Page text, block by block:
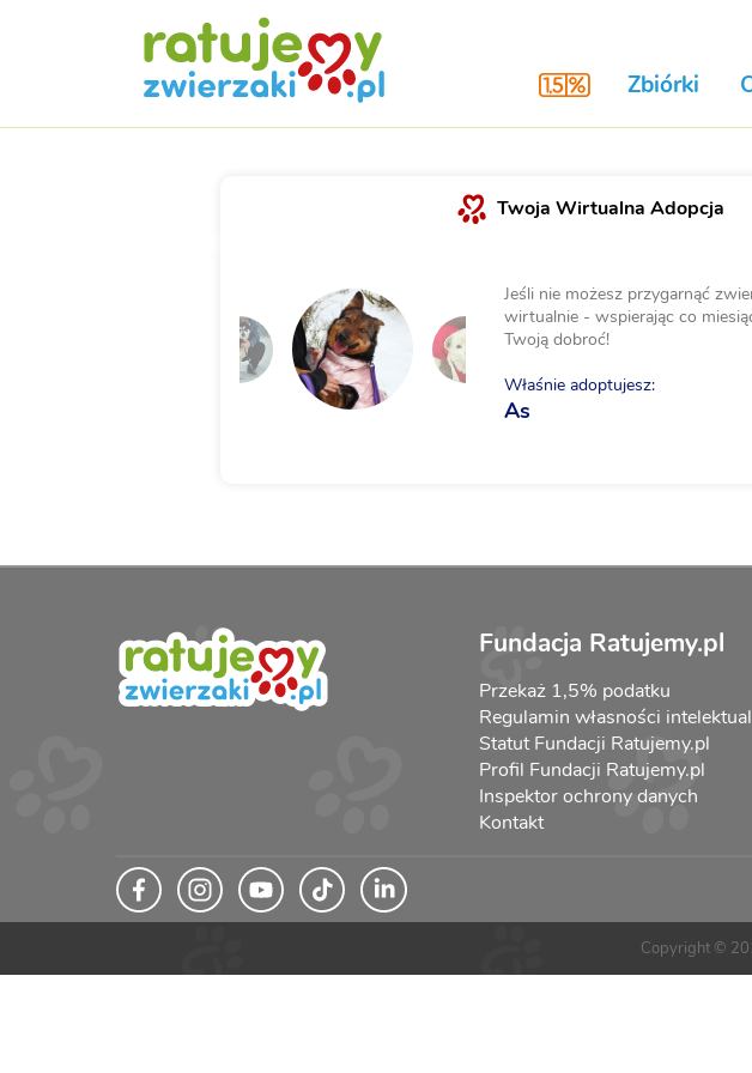
Zbiórki
Twoja Wirtualna Adopcja
Jeśli nie możesz przygarnąć
wirtualnie - wspierając co
Twoją dobroć!
Właśnie adoptujesz:
As
Fundacja Ratujemy.pl
Przekaż 1,5% podatku
Regulamin własności
Statut Fundacji Ratujemy.pl
Profil Fundacji Ratujemy.pl
Inspektor ochrony danych
Kontakt
Copyright ©